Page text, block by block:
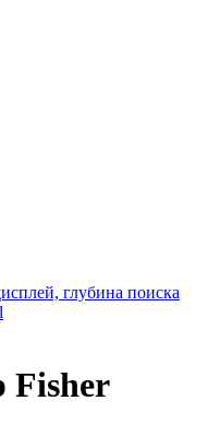
глубина поиска
Fisher